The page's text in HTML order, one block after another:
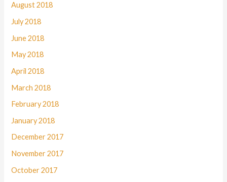
August 2018
July 2018
June 2018
May 2018
April 2018
March 2018
February 2018
January 2018
December 2017
November 2017
October 2017